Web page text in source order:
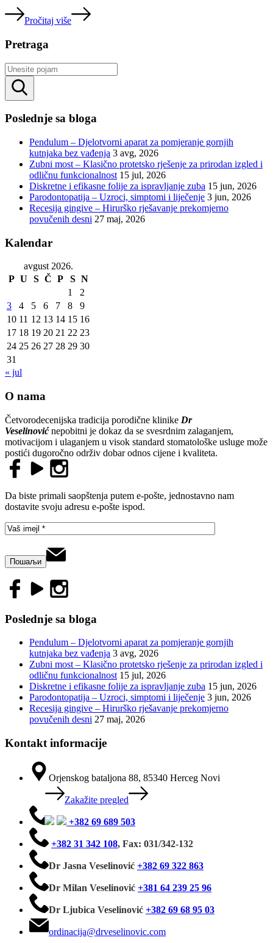
Pročitaj više
Pretraga
Poslednje sa bloga
Pendulum – Djelotvorni aparat za pomjeranje gornjih
kutnjaka bez vađenja 3 avg, 2026
Zubni most – Klasično protetsko rješenje za prirodan izgled i
odličnu funkcionalnost 15 jul, 2026
Diskretne i efikasne folije za ispravljanje zuba 15 jun, 2026
Parodontopatija – Uzroci, simptomi i liječenje 3 jun, 2026
Recesija gingive – Hirurško rješavanje prekomjerno
povučenih desni 27 maj, 2026
Kalendar
avgust 2026.
P U S Č P S N
1
2
3
4 5 6 7 8
9
10 11 12 13 14 15 16
17 18 19 20 21 22 23
24 25 26 27 28 29 30
31
« jul
O nama
Četvorodecenijska tradicija porodične klinike Dr
Veselinovićnepobitni je dokaz da se svesrdnim zalaganjem,
motivacijom i ulaganjem u visok standard stomatološke usluge može
postići dugoročno održiv dobar odnos cijene i kvaliteta.
Da biste primali saopštenja putem e-pošte, jednostavno nam
dostavite svoju adresu e-pošte ispod.
Poslednje sa bloga
Pendulum – Djelotvorni aparat za pomjeranje gornjih
kutnjaka bez vađenja 3 avg, 2026
Zubni most – Klasično protetsko rješenje za prirodan izgled i
odličnu funkcionalnost 15 jul, 2026
Diskretne i efikasne folije za ispravljanje zuba 15 jun, 2026
Parodontopatija – Uzroci, simptomi i liječenje 3 jun, 2026
Recesija gingive – Hirurško rješavanje prekomjerno
povučenih desni 27 maj, 2026
Kontakt informacije
Orjenskog bataljona 88, 85340 Herceg Novi
Zakažite pregled
+382 69 689 503
+382 31 342 108, Fax: 031/342-132
Dr Jasna Veselinović +382 69 322 863
Dr Milan Veselinović +381 64 239 25 96
Dr Ljubica Veselinović +382 69 68 95 03
ordinacija@drveselinovic.com